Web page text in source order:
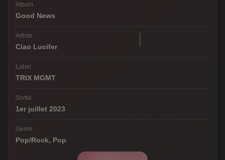
Album
Good News
Artiste
Ciao Lucifer
Label
TRIX MGMT
Sortie
1er juillet 2023
Genre
Pop/Rock, Pop